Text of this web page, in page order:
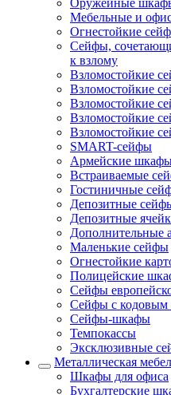
Мебельные и
Огнестойкие
Сейфы,
к взлому
Взломостойкие
Взломостойкие
Взломостойкие
Взломостойкие
Взломостойкие
SMART-сейфы
Армейские
Встраиваемые
Гостиничные
Депозитные
Депозитные
Дополнительные
Маленькие сейфы
Огнестойкие
Полицейские
Сейфы
Сейфы с кодовым
Сейфы-шкафы
Темпокассы
Эксклюзивные
Металлическая
Шкафы для офиса
Бухгалтерские